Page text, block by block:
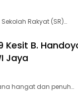
Sekolah Rakyat (SR)…
Kesit B.
Jaya
hangat dan penuh…